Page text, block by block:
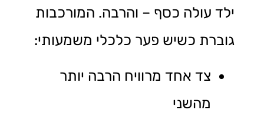
ילד עולה כסף – והרבה. המורכבות
גוברת כשיש פער כלכלי משמעותי:
צד אחד מרוויח הרבה יותר
מהשני